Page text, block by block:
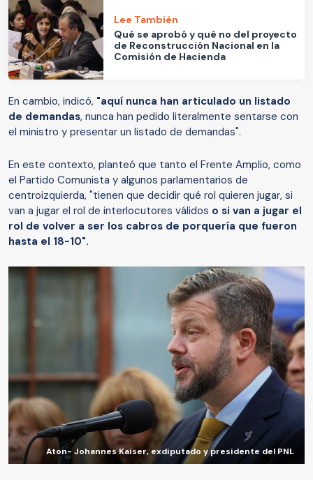
Lee También
Qué se aprobó y qué no del proyecto
de Reconstrucción Nacional en la
Comisión de Hacienda
En cambio, indicó, "aquí nunca han articulado un listado
de demandas, nunca han pedido literalmente sentarse con
el ministro y presentar un listado de demandas".
En este contexto, planteó que tanto el Frente Amplio, como
el Partido Comunista y algunos parlamentarios de
centroizquierda, "tienen que decidir qué rol quieren jugar, si
van a jugar el rol de interlocutores válidos o si van a jugar el
rol de volver a ser los cabros de porquería que fueron
hasta el 18-10".
Aton- Johannes Kaiser, exdiputado y presidente del PNL